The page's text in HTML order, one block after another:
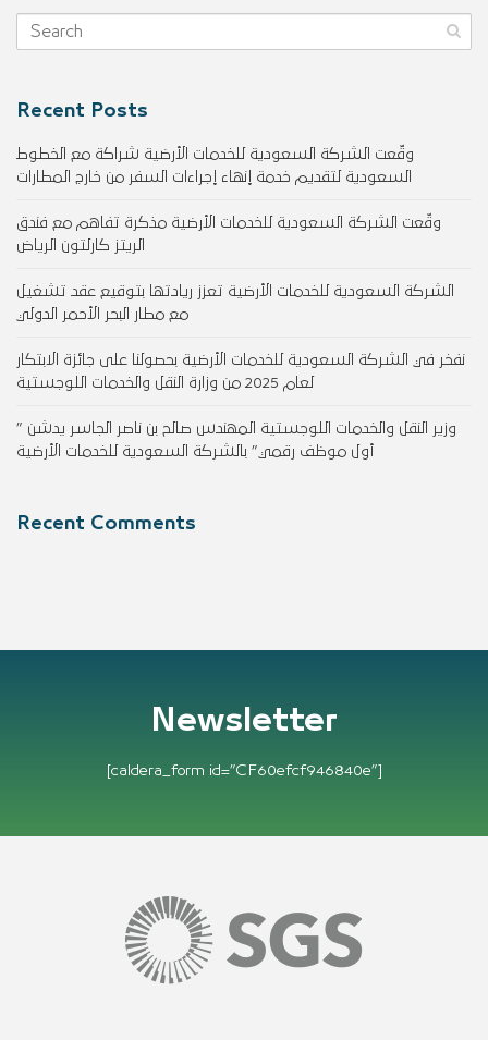
Recent Posts
وقّعت الشركة السعودية للخدمات الأرضية شراكة مع الخطوط
السعودية لتقديم خدمة إنهاء إجراءات السفر من خارج المطارات
وقّعت الشركة السعودية للخدمات الأرضية مذكرة تفاهم مع فندق
الريتز كارلتون الرياض
الشركة السعودية للخدمات الأرضية تعزز ريادتها بتوقيع عقد تشغيل
مع مطار البحر الأحمر الدولي
نفخر في الشركة السعودية للخدمات الأرضية بحصولنا على جائزة الابتكار
لعام 2025 من وزارة النقل والخدمات اللوجستية
وزير النقل والخدمات اللوجستية المهندس صالح بن ناصر الجاسر يدشن ”
أول موظف رقمي” بالشركة السعودية للخدمات الأرضية
Recent Comments
Newsletter
[caldera_form id=”CF60efcf946840e”]